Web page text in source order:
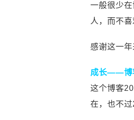
一般很少
人，而不喜
感谢这一
成长——博
这个博客
在，也不